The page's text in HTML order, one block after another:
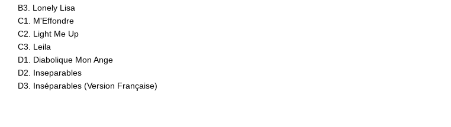
B3. Lonely Lisa
C1. M'Effondre
C2. Light Me Up
C3. Leila
D1. Diabolique Mon Ange
D2. Inseparables
D3. Inséparables (Version Française)